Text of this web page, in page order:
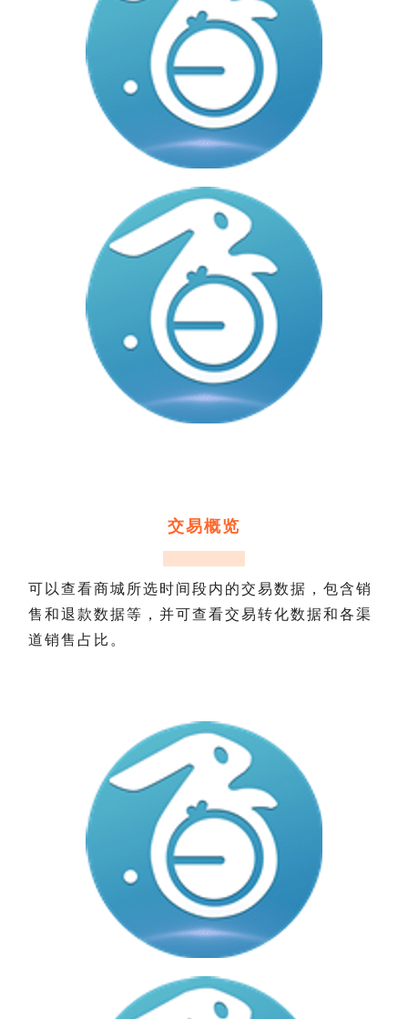
交易概览
可以查看商城所选时间段内的交易数据，包含销
售和退款数据等，并可查看交易转化数据和各渠
道销售占比。